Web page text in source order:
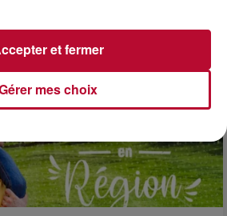
mes choix
et fermer